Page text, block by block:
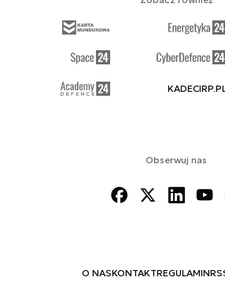
Obserwuj nas
O NASKONTAKTREGULAMIN